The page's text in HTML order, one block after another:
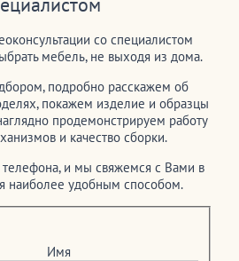
со специалистом
мебель, не выходя из дома.
подробно расскажем об
покажем изделие и образцы
продемонстрируем работу
и качество сборки.
телефона, и мы свяжемся с Вами в
наиболее удобным способом.
Имя